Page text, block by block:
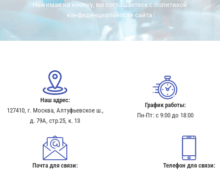
Нажимая на кнопку, вы соглашаетесь с политикой
конфиденциальности сайта
Наш адрес:
127410, г. Москва, Алтуфьевское ш.,
д. 79А, стр.25, к. 13​
График работы:
Пн-Пт: с 9:00 до 18:00
Почта для связи:
Телефон для связи: